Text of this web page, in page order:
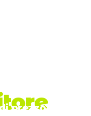
prezzo